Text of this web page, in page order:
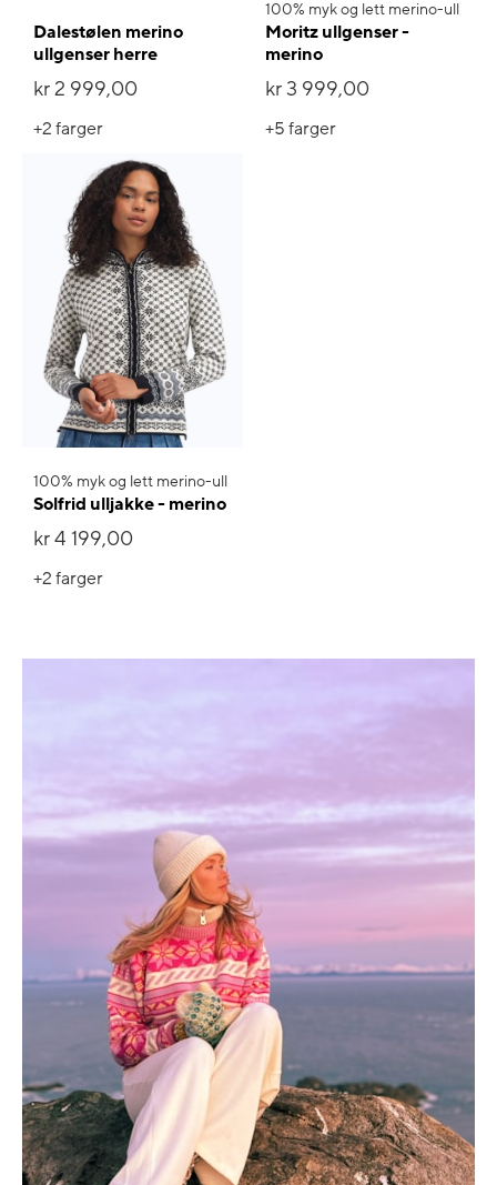
Dalestølen merino
ullgenser herre
kr 2 999,00
+2farger
100% myk og lett merino-ull
Moritz ullgenser -
merino
kr 3 999,00
+5farger
100% myk og lett merino-ull
Solfrid ulljakke - merino
kr 4 199,00
+2farger